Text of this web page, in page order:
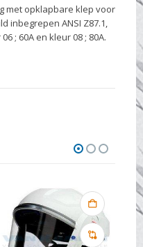
met opklapbare klep voor
inbegrepen ANSI Z87.1,
; 60A en kleur 08 ; 80A.